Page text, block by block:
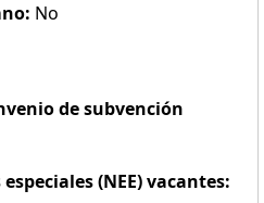
No
de subvención
(NEE) vacantes: